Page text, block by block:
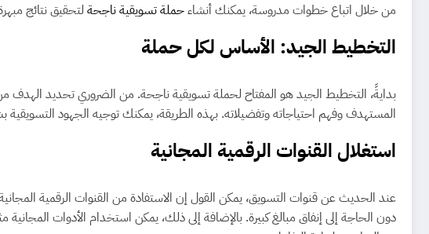
من خلال اتباع خطوات مدروسة، يمكنك أنشاءحملة تسويقية ناجحة لتحقيق نتائج
التخطيط الجيد: الأساس لكل حملة
بدايةً، التخطيط الجيد هو المفتاح لحملة تسويقية ناجحة. من الضروري تحديد الهدف
المستهدف وفهم احتياجاته وتفضيلاته. بهذه الطريقة، يمكنك توجيه الجهود
استغلال القنوات الرقمية المجانية
عند الحديث عن قنوات التسويق، يمكن القول إن الاستفادة من القنوات الرقمية
دون الحاجة إلى إنفاق مبالغ كبيرة. بالإضافة إلى ذلك، يمكن استخدام الأدوات المجانية